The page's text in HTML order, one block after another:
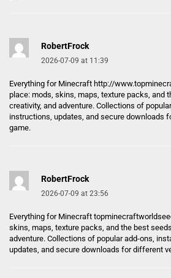
RobertFrock
2026-07-09 at 11:39
Everything for Minecraft http://
place: mods, skins, maps, texture packs, and
creativity, and adventure. Collections of
instructions, updates, and secure downloads
game.
RobertFrock
2026-07-09 at 23:56
Everything for Minecraft
skins, maps, texture packs, and the best
adventure. Collections of popular add-ons,
updates, and secure downloads for different